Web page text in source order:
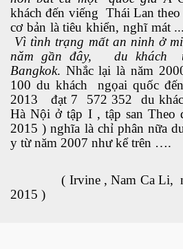
khách đến viếng Thái Lan
cơ bản là tiêu khiển, nghĩ mát
Vì tình trạng mất an ninh ở
năm gần đây, du khách
Bangkok. Nhắc lại là năm
100 du khách ngọai quốc
2013 đạt 7 572 352 du
Hà Nội ở tập I , tập san
2015 ) nghĩa là chỉ phân nữa
y từ năm 2007 như kể trên ….
( Irvine , Nam Ca Li,
2015 )
tộc